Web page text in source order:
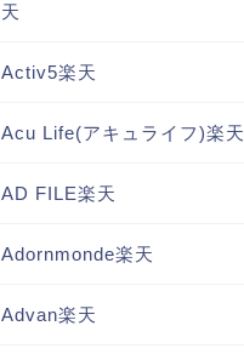
天
Activ5楽天
Acu Life(アキュライフ)楽天
AD FILE楽天
Adornmonde楽天
Advan楽天